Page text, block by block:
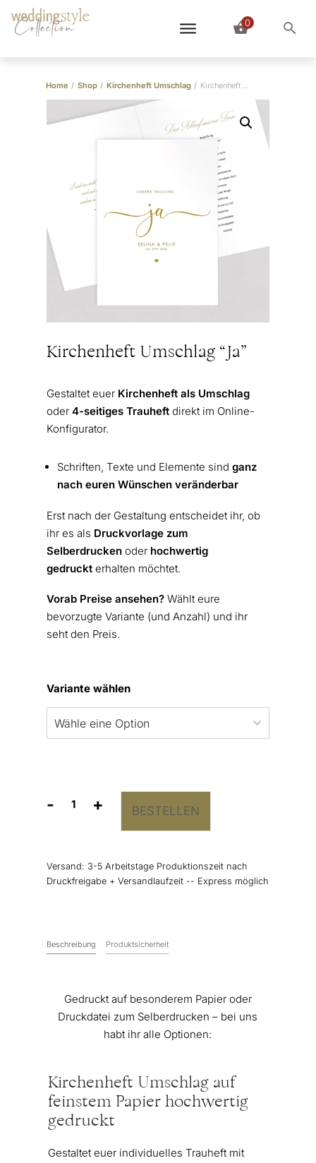
Collection 0
Home / Shop / Kirchenheft Umschlag / Kirchenheft Umschlag “Ja”
Kirchenheft Umschlag “Ja”
Gestaltet euer Kirchenheft als Umschlag
oder 4-seitiges Trauheftdirekt im Online-
Konfigurator.
Schriften, Texte und Elemente sind ganz
nach euren Wünschen veränderbar
Erst nach der Gestaltung entscheidet ihr, ob
ihr es als Druckvorlage zum
Selberdruckenoder hochwertig
gedruckt erhalten möchtet.
Vorab Preise ansehen?Wählt eure
bevorzugte Variante (und Anzahl) und ihr
seht den Preis.
Variante wählen
-
Kirchenheft
+ BESTELLEN
Versand: 3-5 Arbeitstage Produktionszeit nach
Druckfreigabe + Versandlaufzeit -- Express möglich
Beschreibung Produktsicherheit
Gedruckt auf besonderem Papier oder
Druckdatei zum Selberdrucken – bei uns
habt ihr alle Optionen:
Kirchenheft Umschlag auf
feinstem Papier hochwertig
gedruckt
Gestaltet euer individuelles Trauheft mit